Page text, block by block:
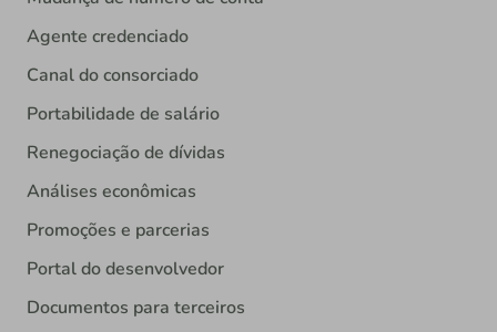
Agente credenciado
Canal do consorciado
Portabilidade de salário
Renegociação de dívidas
Análises econômicas
Promoções e parcerias
Portal do desenvolvedor
Documentos para terceiros